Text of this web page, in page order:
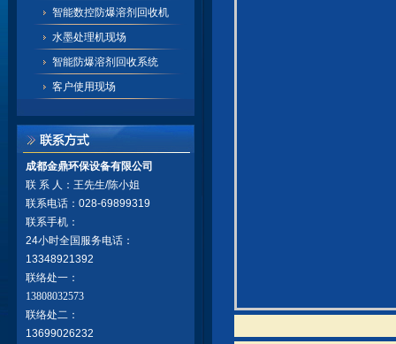
智能数控防爆溶剂回收机
水墨处理机现场
智能防爆溶剂回收系统
客户使用现场
成都金鼎环保设备有限公司
联 系 人：王先生/陈小姐
联系电话：028-69899319
联系手机：
24小时全国服务电话：
13348921392
联络处一：
13808032573
联络处二：
13699026232